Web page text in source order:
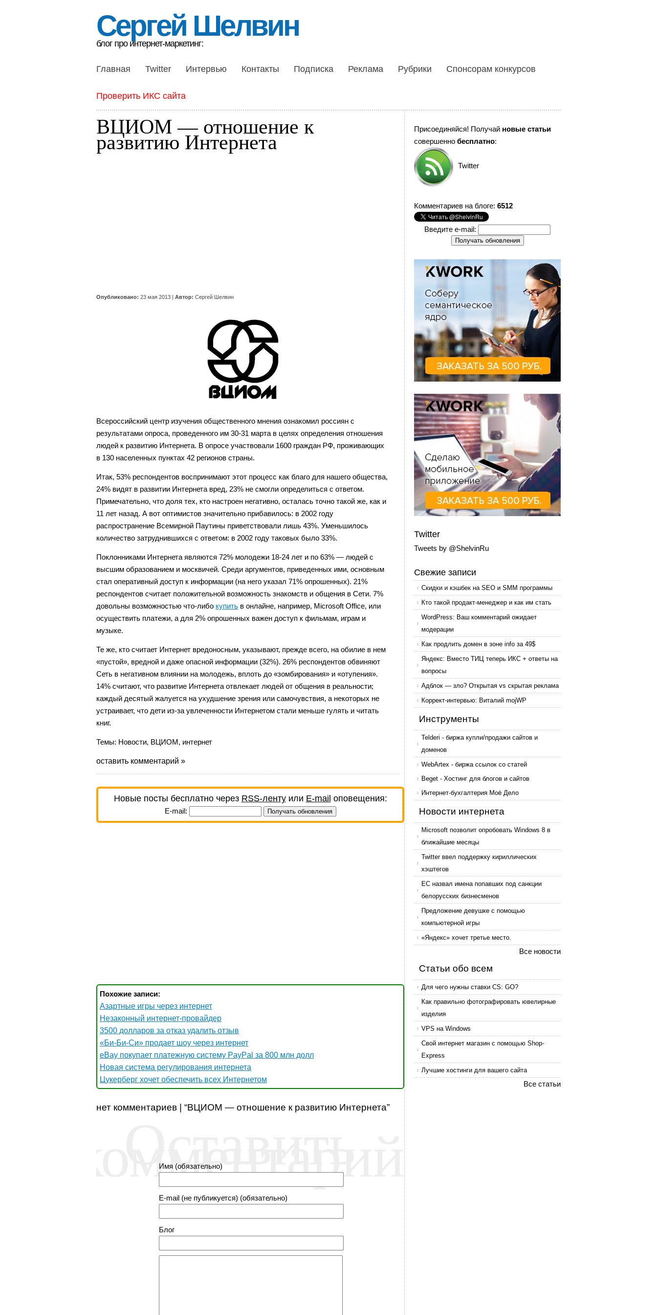
Сергей Шелвин
блог про интернет-маркетинг:
Главная Twitter Интервью Контакты Подписка Реклама Рубрики Спонсорам конкурсов
Проверить ИКС сайта
ВЦИОМ — отношение к
развитию Интернета
Опубликовано: 23 мая 2013 | Автор: Сергей Шелвин
Всероссийский центр изучения общественного мнения ознакомил россиян с
результатами опроса, проведенного им 30-31 марта в целях определения отношения
людей к развитию Интернета. В опросе участвовали 1600 граждан РФ, проживающих
в 130 населенных пунктах 42 регионов страны.
Итак, 53% респондентов воспринимают этот процесс как благо для нашего общества,
24% видят в развитии Интернета вред, 23% не смогли определиться с ответом.
Примечательно, что доля тех, кто настроен негативно, осталась точно такой же, как и
11 лет назад. А вот оптимистов значительно прибавилось: в 2002 году
распространение Всемирной Паутины приветствовали лишь 43%. Уменьшилось
количество затруднившихся с ответом: в 2002 году таковых было 33%.
Поклонниками Интернета являются 72% молодежи 18-24 лет и по 63% — людей с
высшим образованием и москвичей. Среди аргументов, приведенных ими, основным
стал оперативный доступ к информации (на него указал 71% опрошенных). 21%
респондентов считает положительной возможность знакомств и общения в Сети. 7%
довольны возможностью что-либо купить в онлайне, например, Microsoft Office, или
осуществить платежи, а для 2% опрошенных важен доступ к фильмам, играм и
музыке.
Те же, кто считает Интернет вредоносным, указывают, прежде всего, на обилие в нем
«пустой», вредной и даже опасной информации (32%). 26% респондентов обвиняют
Сеть в негативном влиянии на молодежь, вплоть до «зомбирования» и «отупения».
14% считают, что развитие Интернета отвлекает людей от общения в реальности;
каждый десятый жалуется на ухудшение зрения или самочувствия, а некоторых не
устраивает, что дети из-за увлеченности Интернетом стали меньше гулять и читать
книг.
Темы: Новости, ВЦИОМ, интернет
оставить комментарий »
Новые посты бесплатно через RSS-лентуили E-mail оповещения:
E-mail:
Похожие записи:
Азартные игры через интернет
Незаконный интернет-провайдер
3500 долларов за отказ удалить отзыв
«Би-Би-Си» продает шоу через интернет
eBay покупает платежную систему PayPal за 800 млн долл
Новая система регулирования интернета
Цукерберг хочет обеспечить всех Интернетом
нет комментариев | “ВЦИОМ — отношение к развитию Интернета”
Оставить
комментарий
Имя (обязательно)
E-mail (не публикуется) (обязательно)
Блог
Присоединяйся! Получай новые статьи
совершенно бесплатно:
Twitter
Комментариев на блоге: 6512
Введите e-mail:
Twitter
Tweets by @ShelvinRu
Свежие записи
Скидки и кэшбек на SEO и SMM программы
Кто такой продакт-менеджер и как им стать
WordPress: Ваш комментарий ожидает
модерации
Как продлить домен в зоне info за 49$
Яндекс: Вместо ТИЦ теперь ИКС + ответы на
вопросы
Адблок — зло? Открытая vs скрытая реклама
Коррект-интервью: Виталий mojWP
Инструменты
Telderi - биржа купли/продажи сайтов и
доменов
WebArtex - биржа ссылок со статей
Beget - Хостинг для блогов и сайтов
Интернет-бухгалтерия Моё Дело
Новости интернета
Microsoft позволит опробовать Windows 8 в
ближайшие месяцы
Twitter ввел поддержку кириллических
хэштегов
ЕС назвал имена попавших под санкции
белорусских бизнесменов
Предложение девушке с помощью
компьютерной игры
«Яндекс» хочет третье место.
Все новости
Статьи обо всем
Для чего нужны ставки CS: GO?
Как правильно фотографировать ювелирные
изделия
VPS на Windows
Свой интернет магазин с помощью Shop-
Express
Лучшие хостинги для вашего сайта
Все статьи